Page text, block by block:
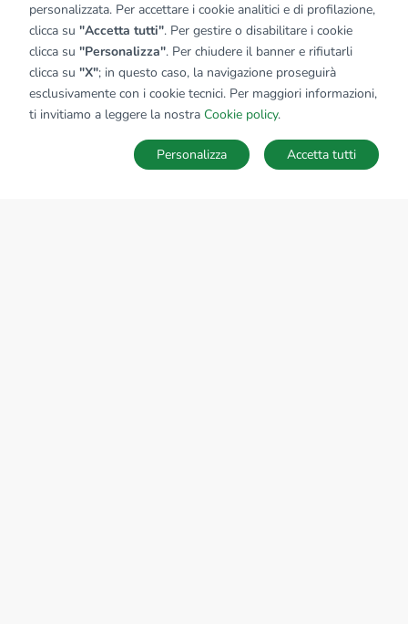
SALVA RICERCA
personalizzata. Per accettare i cookie analitici e di profilazione,
clicca su "Accetta tutti". Per gestire o disabilitare i cookie
clicca su "Personalizza". Per chiudere il banner e rifiutarli
clicca su "X"; in questo caso, la navigazione proseguirà
esclusivamente con i cookie tecnici. Per maggiori informazioni,
ti invitiamo a leggere la nostra Cookie policy.
Accetta tutti
Personalizza